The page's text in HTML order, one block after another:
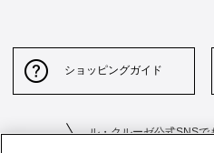
ショッピングガイド
ル・クルーゼ公式SNSで